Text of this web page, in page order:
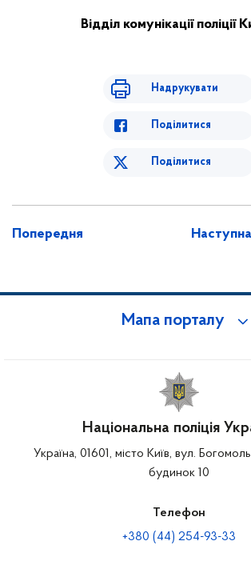
Відділ комунікації поліції
Надрукувати
Поділитися
Поділитися
Попередня Наступна
Мапа порталу
Національна поліція
Україна, 01601, місто Київ, вул.
будинок 10
Телефон
+380 (44) 254-93-33